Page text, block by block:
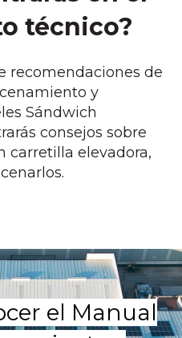
técnico?
recomendaciones de
y
Sándwich
consejos sobre
carretilla elevadora,
el Manual